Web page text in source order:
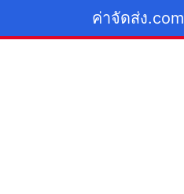
ค่าจัดส่ง.com